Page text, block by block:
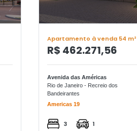
Apartamento à venda 54 m²
R$ 462.271,56
Avenida das Américas
Rio de Janeiro - Recreio dos
Bandeirantes
Americas 19
3 1